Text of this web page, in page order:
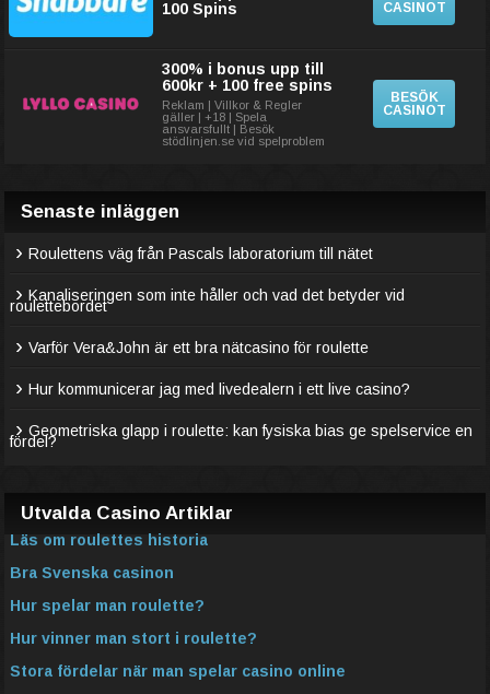
100 Spins
CASINOT
300% i bonus upp till
600kr + 100 free spins
Reklam | Villkor & Regler
gäller | +18 | Spela
ansvarsfullt | Besök
stödlinjen.se vid spelproblem
BESÖK
CASINOT
Senaste inläggen
Roulettens väg från Pascals laboratorium till nätet
Kanaliseringen som inte håller och vad det betyder vid
roulettebordet
Varför Vera&John är ett bra nätcasino för roulette
Hur kommunicerar jag med livedealern i ett live casino?
Geometriska glapp i roulette: kan fysiska bias ge spelservice en
fördel?
Utvalda Casino Artiklar
Läs om roulettes historia
Bra Svenska casinon
Hur spelar man roulette?
Hur vinner man stort i roulette?
Stora fördelar när man spelar casino online